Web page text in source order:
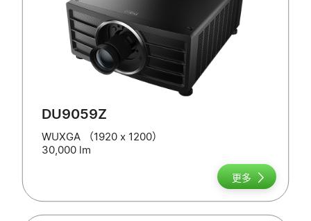
DU9059Z
WUXGA （1920 x 1200）
30,000 lm
更多